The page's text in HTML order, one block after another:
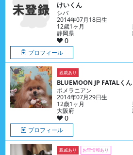
けいくん
シバ
2014年07月18日生
12歳1ヶ月
静岡県
0
プロフィール
親戚あり
BLUEMOON JP FATALくん
ポメラニアン
2014年07月29日生
12歳1ヶ月
大阪府
0
プロフィール
親戚あり お里情報あり